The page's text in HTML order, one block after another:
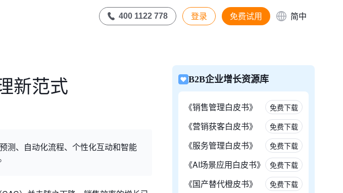
400 1122 778 登录 免费试用 简中
新范式
测、自动化流程、个性化互动和智能
B2B企业增长资源库
《销售管理白皮书》 免费下载
《营销获客白皮书》 免费下载
《服务管理白皮书》 免费下载
《AI场景应用白皮书》 免费下载
《国产替代橙皮书》 免费下载